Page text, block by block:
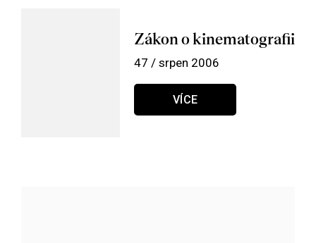
Zákon o kinematografii
47 / srpen 2006
VÍCE